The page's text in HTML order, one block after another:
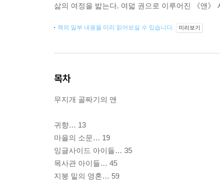
삶의 여정을 밟는다. 여덟 권으로 이루어진 《앤
책의 일부 내용을 미리 읽어보실 수 있습니다. 미리보기
목차
무지개 골짜기의 앤
귀향… 13
마을의 소문… 19
잉글사이드 아이들… 35
목사관 아이들… 45
지붕 밑의 영혼… 59